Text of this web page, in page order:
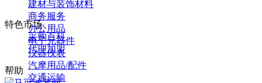
建材与装饰材料
商务服务
办公用品
电子元器件
仪器仪表
汽摩用品/配件
交通运输
特色市场
采购百科
代理加盟
帮助